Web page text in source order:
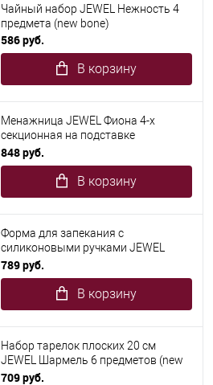
Чайный набор JEWEL Нежность 4
предмета (new bone)
586 руб.
В корзину
Менажница JEWEL Фиона 4-х
секционная на подставке
(фарфора)
848 руб.
В корзину
Форма для запекания с
силиконовыми ручками JEWEL
фарфор 32см овальная
789 руб.
В корзину
Набор тарелок плоских 20 см
JEWEL Шармель 6 предметов (new
bone)
709 руб.